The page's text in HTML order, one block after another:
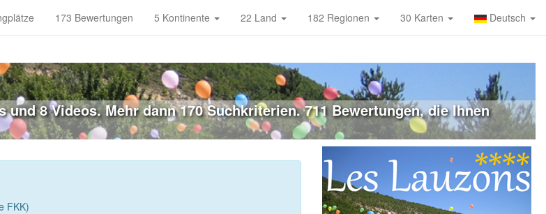
173 Bewertungen 5 Kontinente 22 Land 182 Regionen 30 Karten Deutsch
8 Videos. Mehr dann 170 Suchkriterien. 711 Bewertungen, die Ihnen
FKK)